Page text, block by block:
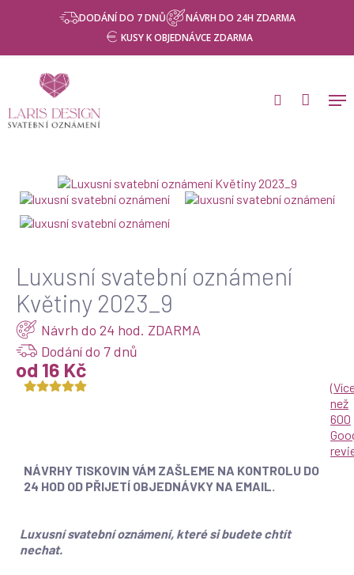
content
DODÁNÍ DO 7 DNŮ
NÁVRH DO 24H ZDARMA
KUSY K OBJEDNÁVCE ZDARMA
Svatební oznámení
Luxusní svatební oznámení
Luxusní svatební oznámení Květiny 2023_9
Luxusní svatební oznámení
Květiny 2023_9
Návrh do 24 hod. ZDARMA
Dodání do 7 dnů
od 16 Kč
(
než
600
NÁVRHY TISKOVIN VÁM ZAŠLEME NA KONTROLU DO
24 HOD OD PŘIJETÍ OBJEDNÁVKY NA EMAIL.
Luxusní svatební oznámení, které si budete chtít
nechat.